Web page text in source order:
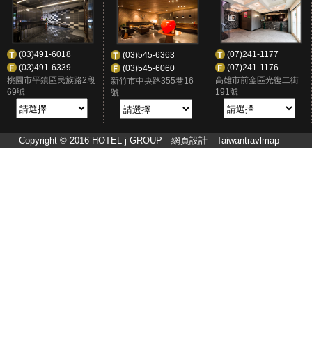
(03)491-6018
(03)491-6339
桃園市平鎮區民族路2段
69號
(03)545-6363
(03)545-6060
新竹市中央路355巷16
號
(07)241-1177
(07)241-1176
高雄市前金區光復二街
191號
Copyright © 2016 HOTEL j GROUP 網頁設計 Taiwantravlmap